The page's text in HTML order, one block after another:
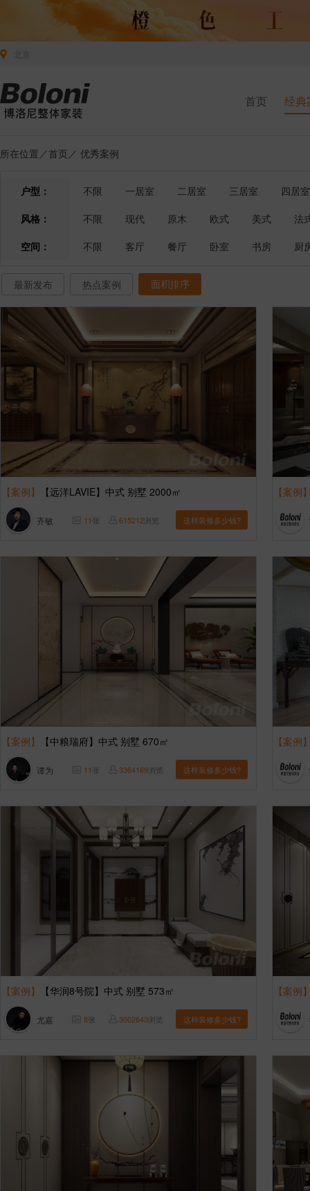
首页 经典
所在位置／首页 ／ 优秀案例
户型： 不限 一居室 二居室 三居室
四居室
风格：
不限 现代 原木 欧式 美式
法
空间：
不限 客厅 餐厅 卧室 书房 厨
最新发布 热点案例 面积排序
【案例】 【远洋LAVIE】中式 别墅 2000㎡
齐敏 11张 615212浏览 这样装修多少钱?
【案例
【案例】 【中粮瑞府】中式 别墅 670㎡
谭为 11张 3364169浏览 这样装修多少钱?
【案例
【案例】 【华润8号院】中式 别墅 573㎡
尤嘉 8张 3002643浏览 这样装修多少钱?
【案例